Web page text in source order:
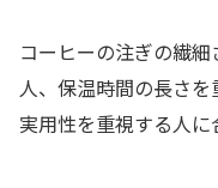
コーヒーの注ぎの繊
人、保温時間の長さ
実用性を重視する人に